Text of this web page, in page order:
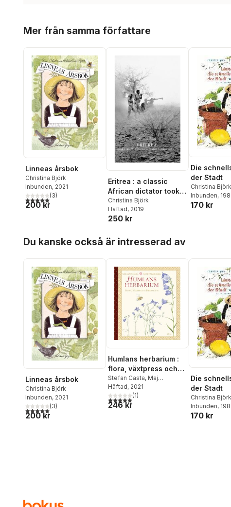
Mer från samma författare
Linneas årsbok
Christina Björk
Inbunden, 2021
5,0utav 5 stjärnor. Totalt antal röster:
(3)
200 kr
Eritrea : a classic
African dictator took
over
Christina Björk
Häftad, 2019
250 kr
Die
der Stadt
Christina Björk
Anderson
Inbunden,
170 kr
Du kanske också är intresserad av
Linneas årsbok
Christina Björk
Inbunden, 2021
5,0utav 5 stjärnor. Totalt antal röster:
(3)
200 kr
Humlans herbarium :
flora, växtpress och
herbarium
Stefan Casta, Maj
Fagerberg
Häftad, 2021
5,0utav 5 stjärnor. Totalt antal röster:
(1)
246 kr
Die
der Stadt
Christina Björk
Anderson
Inbunden,
170 kr